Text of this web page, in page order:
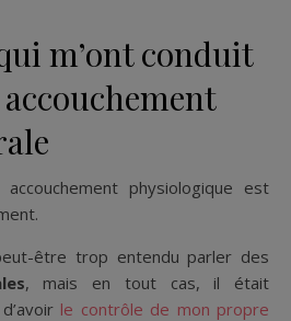
m’ont conduit
physiologique est
être trop entendu parler des
, mais en tout cas, il était
le contrôle de mon propre